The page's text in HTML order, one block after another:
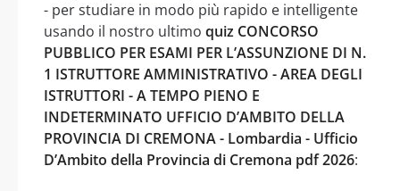
- per studiare in modo più rapido e intelligente
usando il nostro ultimo quiz CONCORSO
PUBBLICO PER ESAMI PER L’ASSUNZIONE DI N.
1 ISTRUTTORE AMMINISTRATIVO - AREA DEGLI
ISTRUTTORI - A TEMPO PIENO E
INDETERMINATO UFFICIO D’AMBITO DELLA
PROVINCIA DI CREMONA - Lombardia - Ufficio
D’Ambito della Provincia di Cremona pdf 2026: